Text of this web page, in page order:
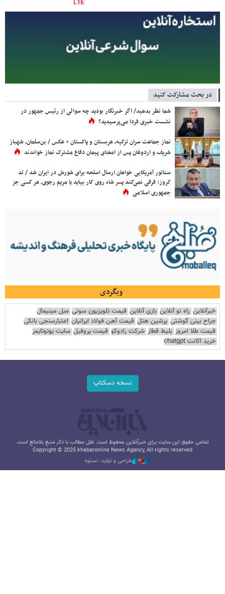
در بحث مشارکت کنید
شما نظر بدهید/ اگر خبرنگار بودید چه سوالی از رئیس جمهور در
نشست خبری فردا می‌پرسیدید؟
نماز جماعت سران ترکیه، عربستان و پاکستان + عکس / بن‌سلمان، شهباز
شریف و اردوغان پس از امضای پیمان دفاع مشترک نماز خواندند
سناتور آمریکایی خواهان ارسال اسلحه برای شورش در ایران شد / تد
کروز: فرقی نمی‌کند پسر شاه روی کار بیاید یا مریم رجوی، هر کسی جز
جمهوری اسلامی
وبگردی
خبرآنلاین راه نو آنلاین بازی آنلاین قیمت تلویزیون سونی مبل مینیمال
جراح بینی گوشتی پرشین هتل قیمت آهن فولاد ایرانیان اعتبارسنجی بانکی
قیمت طلا امروز بلیط قطار شرکت رادوکو قیمت پروفیل سایت یوتوتایمز
خرید اکانت chatgpt
نسخه دسکتاپ
تمامی حقوق این سایت برای خبرآنلاین محفوظ است. نقل مطالب با ذکر منبع بلامانع است.
Copyright © 2025 khabaronline News Agancy, All rights reserved
طراحی و تولید: نستوه